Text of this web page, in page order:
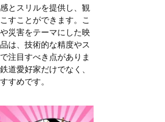
とスリルを提供し、観
すことができます。こ
災害をテーマにした映
は、技術的な精度やス
注目すべき点がありま
道愛好家だけでなく、
すめです。